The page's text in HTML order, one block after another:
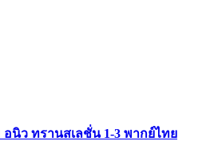
อนิว ทรานสเลชั่น 1-3 พากย์ไทย